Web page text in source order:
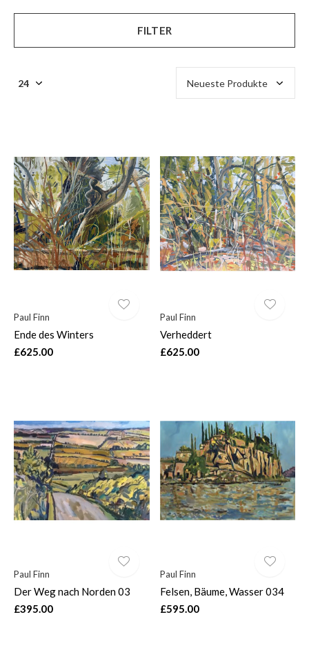
FILTER
Paul Finn
Ende des Winters
£625.00
Paul Finn
Verheddert
£625.00
Paul Finn
Der Weg nach Norden 03
£395.00
Paul Finn
Felsen, Bäume, Wasser 034
£595.00